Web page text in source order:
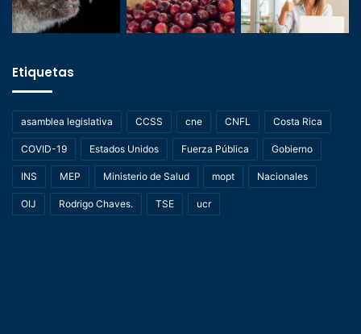
Etiquetas
asamblea legislativa CCSS cne CNFL Costa Rica
COVID-19 Estados Unidos Fuerza Pública Gobierno
INS MEP Ministerio de Salud mopt Nacionales
OIJ Rodrigo Chaves. TSE ucr